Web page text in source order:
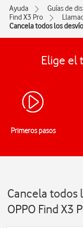
Ayuda Guías de
Find X3 Pro
Cancela todos los
Elige el
Primeros pasos
Cancela todos
OPPO Find X3